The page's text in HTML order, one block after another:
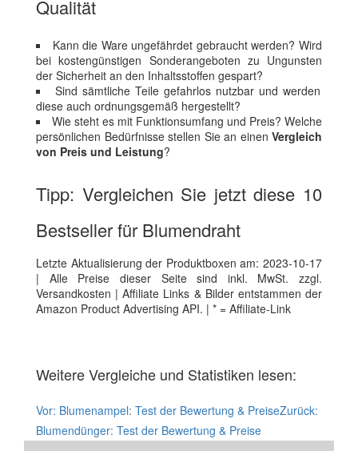
Qualität
Kann die Ware ungefährdet gebraucht werden? Wird
bei kostengünstigen Sonderangeboten zu Ungunsten
der Sicherheit an den Inhaltsstoffen gespart?
Sind sämtliche Teile gefahrlos nutzbar und werden
diese auch ordnungsgemäß hergestellt?
Wie steht es mit Funktionsumfang und Preis? Welche
persönlichen Bedürfnisse stellen Sie an einen Vergleich
von Preis und Leistung?
Tipp: Vergleichen Sie jetzt diese 10
Bestseller für Blumendraht
Letzte Aktualisierung der Produktboxen am: 2023-10-17
| Alle Preise dieser Seite sind inkl. MwSt. zzgl.
Versandkosten | Affiliate Links & Bilder entstammen der
Amazon Product Advertising API. | * = Affiliate-Link
Weitere Vergleiche und Statistiken lesen:
Vor: Blumenampel: Test der Bewertung & PreiseZurück:
Blumendünger: Test der Bewertung & Preise